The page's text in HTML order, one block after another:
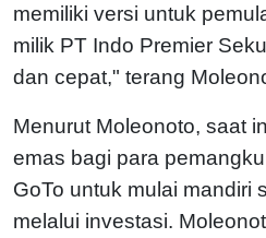
memiliki versi untuk
milik PT Indo Premier
dan cepat," terang
Menurut Moleonoto, saat
emas bagi para
GoTo untuk mulai mandiri
melalui investasi.